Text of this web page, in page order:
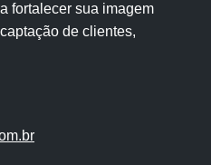
fortalecer sua imagem
de clientes,